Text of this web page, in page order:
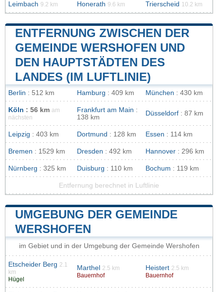
Leimbach 9.2 km Honerath 9.6 km Trierscheid 10.2 km
ENTFERNUNG ZWISCHEN DER
GEMEINDE WERSHOFEN UND
DEN HAUPTSTÄDTEN DES
LANDES (IM LUFTLINIE)
Berlin : 512 km Hamburg : 409 km München : 430 km
Köln : 56 km am
nächsten
Frankfurt am Main :
138 km
Düsseldorf : 87 km
Leipzig : 403 km Dortmund : 128 km Essen : 114 km
Bremen : 1529 km Dresden : 492 km Hannover : 296 km
Nürnberg : 325 km Duisburg : 110 km Bochum : 119 km
Entfernung berechnet in Luftlinie
UMGEBUNG DER GEMEINDE
WERSHOFEN
im Gebiet und in der Umgebung der Gemeinde Wershofen
Etscheider Berg 2.1
km
Hügel
Marthel
2.5 km
Bauernhof
Heistert 2.5 km
Bauernhof